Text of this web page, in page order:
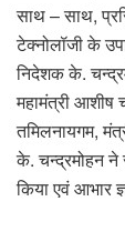
साथ – साथ,
टेक्नोलॉजी के
निदेशक के.
महामंत्री आशीष
तमिलनायगम,
के. चन्द्रमोहन ने
किया एवं आभार